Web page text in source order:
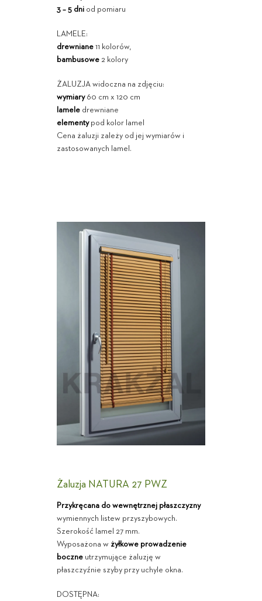
3 – 5 dniod pomiaru
LAMELE:
drewniane11 kolorów,
bambusowe2 kolory
ŻALUZJA widoczna na zdjęciu:
wymiary60 cm x 120 cm
lameledrewniane
elementypod kolor lamel
Cena żaluzji zależy od jej wymiarów i
zastosowanych lamel.
Żaluzja NATURA 27 PWZ
Przykręcana do wewnętrznej płaszczyzny
wymiennych listew przyszybowych.
Szerokość lamel 27 mm.
Wyposażona w żyłkowe prowadzenie
boczneutrzymujące żaluzję w
płaszczyźnie szyby przy uchyle okna.
DOSTĘPNA: